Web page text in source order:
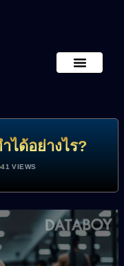
ได้อย่างไร?
41 VIEWS